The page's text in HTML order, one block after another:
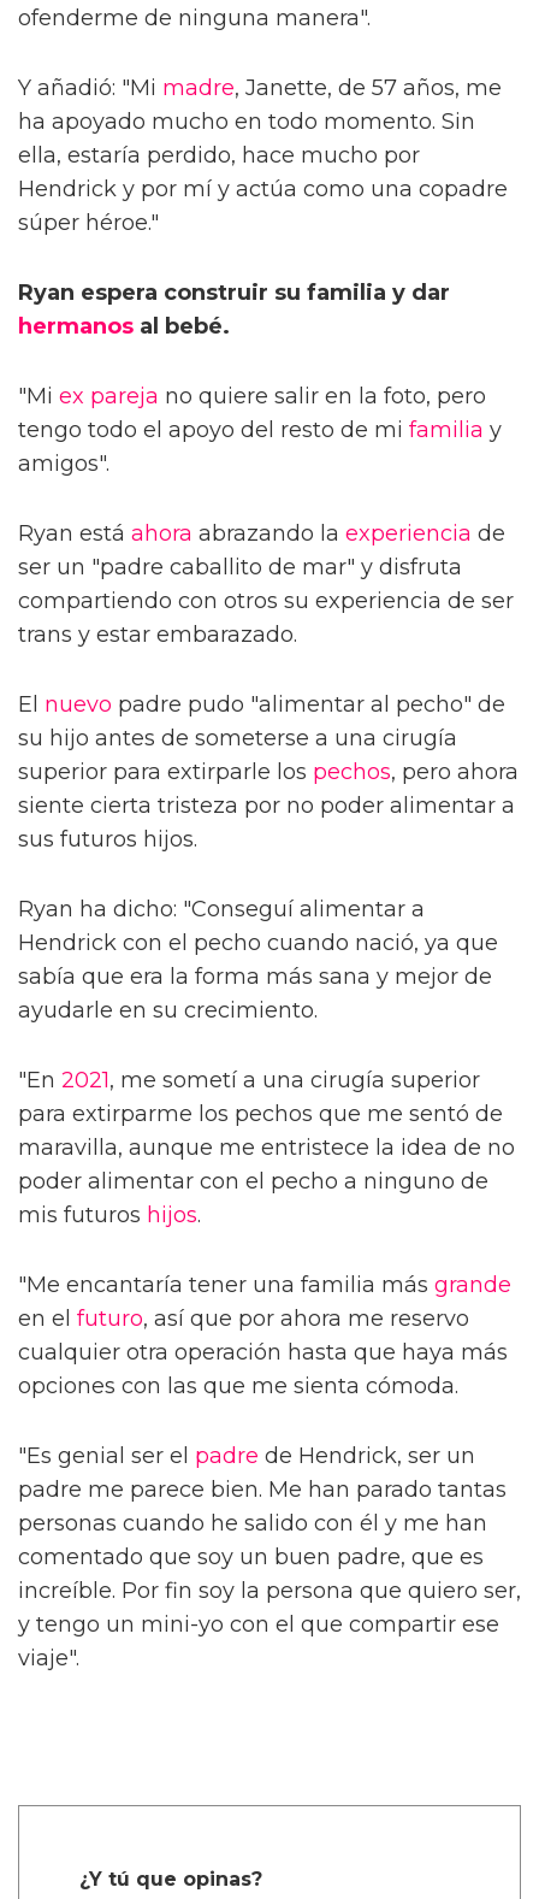
ofenderme de ninguna manera".
Y añadió: "Mi madre, Janette, de 57 años, me
ha apoyado mucho en todo momento. Sin
ella, estaría perdido, hace mucho por
Hendrick y por mí y actúa como una copadre
súper héroe."
Ryan espera construir su familia y dar
hermanos al bebé.
"Mi ex pareja no quiere salir en la foto, pero
tengo todo el apoyo del resto de mi familia y
amigos".
Ryan está ahora abrazando la experiencia de
ser un "padre caballito de mar" y disfruta
compartiendo con otros su experiencia de ser
trans y estar embarazado.
El nuevo padre pudo "alimentar al pecho" de
su hijo antes de someterse a una cirugía
superior para extirparle los pechos, pero ahora
siente cierta tristeza por no poder alimentar a
sus futuros hijos.
Ryan ha dicho: "Conseguí alimentar a
Hendrick con el pecho cuando nació, ya que
sabía que era la forma más sana y mejor de
ayudarle en su crecimiento.
"En 2021, me sometí a una cirugía superior
para extirparme los pechos que me sentó de
maravilla, aunque me entristece la idea de no
poder alimentar con el pecho a ninguno de
mis futuros hijos.
"Me encantaría tener una familia más grande
en el futuro, así que por ahora me reservo
cualquier otra operación hasta que haya más
opciones con las que me sienta cómoda.
"Es genial ser el padre de Hendrick, ser un
padre me parece bien. Me han parado tantas
personas cuando he salido con él y me han
comentado que soy un buen padre, que es
increíble. Por fin soy la persona que quiero ser,
y tengo un mini-yo con el que compartir ese
viaje".
¿Y tú que opinas?